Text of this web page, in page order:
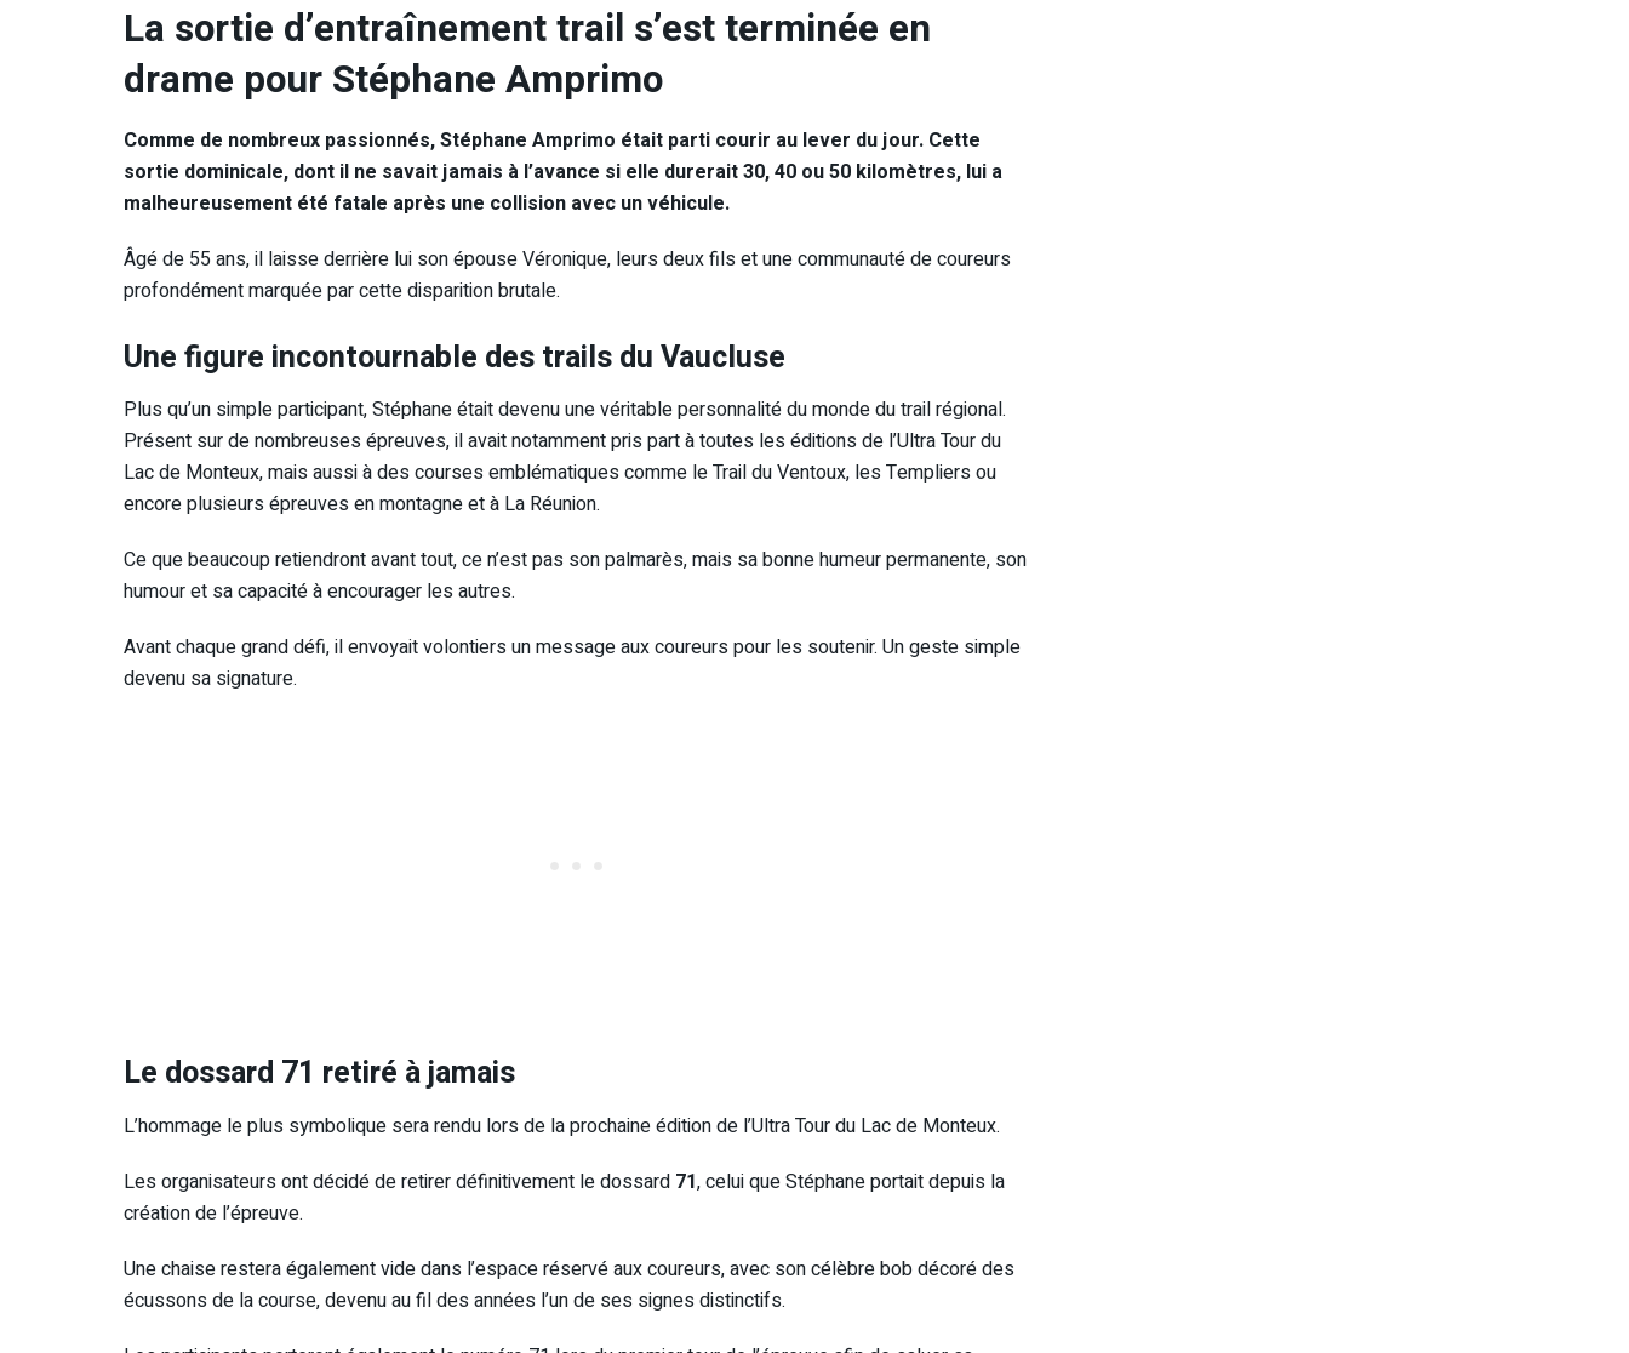
La sortie d’entraînement trail s’est terminée en
drame pour Stéphane Amprimo
Comme de nombreux passionnés, Stéphane Amprimo était parti courir au lever du jour. Cette
sortie dominicale, dont il ne savait jamais à l’avance si elle durerait 30, 40 ou 50 kilomètres, lui a
malheureusement été fatale après une collision avec un véhicule.
Âgé de 55 ans, il laisse derrière lui son épouse Véronique, leurs deux fils et une communauté de coureurs
profondément marquée par cette disparition brutale.
Une figure incontournable des trails du Vaucluse
Plus qu’un simple participant, Stéphane était devenu une véritable personnalité du monde du trail régional.
Présent sur de nombreuses épreuves, il avait notamment pris part à toutes les éditions de l’Ultra Tour du
Lac de Monteux, mais aussi à des courses emblématiques comme le Trail du Ventoux, les Templiers ou
encore plusieurs épreuves en montagne et à La Réunion.
Ce que beaucoup retiendront avant tout, ce n’est pas son palmarès, mais sa bonne humeur permanente, son
humour et sa capacité à encourager les autres.
Avant chaque grand défi, il envoyait volontiers un message aux coureurs pour les soutenir. Un geste simple
devenu sa signature.
Le dossard 71 retiré à jamais
L’hommage le plus symbolique sera rendu lors de la prochaine édition de l’Ultra Tour du Lac de Monteux.
Les organisateurs ont décidé de retirer définitivement le dossard 71, celui que Stéphane portait depuis la
création de l’épreuve.
Une chaise restera également vide dans l’espace réservé aux coureurs, avec son célèbre bob décoré des
écussons de la course, devenu au fil des années l’un de ses signes distinctifs.